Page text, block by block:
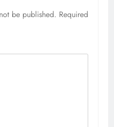
be published. Required